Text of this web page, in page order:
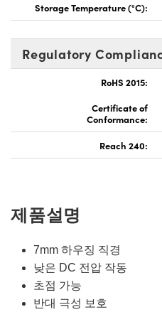
Storage Temperature (°C):
Regulatory
RoHS 2015:
Certificate of
Conformance:
Reach 240:
제품설명
7mm 하우징 직경
낮은 DC 전압 작동
초점 가능
반대 극성 보호